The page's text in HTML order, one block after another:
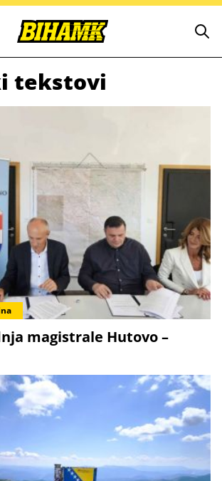
tekstovi
magistrale Hutovo –